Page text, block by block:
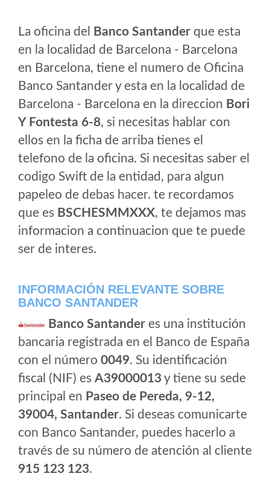
La oficina del Banco Santander que esta
en la localidad de Barcelona - Barcelona
en Barcelona, tiene el numero de Oficina
Banco Santander y esta en la localidad de
Barcelona - Barcelona en la direccion Bori
Y Fontesta 6-8, si necesitas hablar con
ellos en la ficha de arriba tienes el
telefono de la oficina. Si necesitas saber el
codigo Swift de la entidad, para algun
papeleo de debas hacer. te recordamos
que es BSCHESMMXXX, te dejamos mas
informacion a continuacion que te puede
ser de interes.
INFORMACIÓN RELEVANTE SOBRE
BANCO SANTANDER
Banco Santander es una institución
bancaria registrada en el Banco de España
con el número 0049. Su identificación
fiscal (NIF) es A39000013y tiene su sede
principal en Paseo de Pereda, 9-12,
39004, Santander. Si deseas comunicarte
con Banco Santander, puedes hacerlo a
través de su número de atención al cliente
915 123 123.